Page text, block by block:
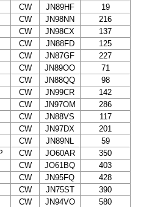
CW JN89HF
19
CW JN98NN
216
CW JN98CX
137
CW JN88FD
125
CW JN87GF
227
CW JN89OO
71
CW JN88QQ
98
CW JN99CR
142
CW JN97OM
286
CW JN88VS
117
CW JN97DX
201
CW JN89NL
59
CW JO60AR
350
CW JO61BQ
403
CW JN95FQ
428
CW JN75ST
390
CW JN94VO 580